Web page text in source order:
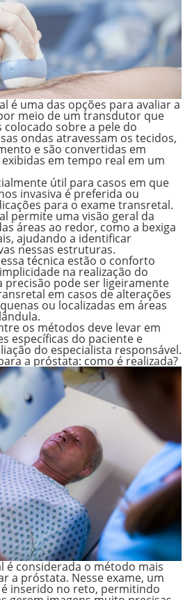
é uma das opções para avaliar a
meio de um transdutor que
sobre a pele do
ondas atravessam os tecidos,
e são convertidas em
em tempo real em um
útil para casos em que
invasiva é preferida ou
para o exame transretal.
permite uma visão geral da
áreas ao redor, como a bexiga
ajudando a identificar
nessas estruturas.
técnica estão o conforto
na realização do
precisão pode ser ligeiramente
em casos de alterações
ou localizadas em áreas
os métodos deve levar em
específicas do paciente e
do especialista responsável.
a próstata: como é realizada?
é considerada o método mais
a próstata. Nesse exame, um
inserido no reto, permitindo